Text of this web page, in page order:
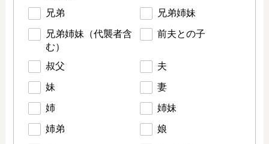
兄弟 兄弟姉妹
兄弟姉妹（代襲者含
む）
前夫との子
叔父 夫
妹 妻
姉 姉妹
姉弟 娘